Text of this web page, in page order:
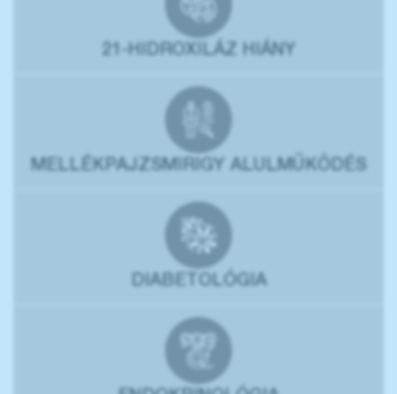
21-HIDROXILÁZ HIÁNY
MELLÉKPAJZSMIRIGY ALULMŰKÖDÉS
DIABETOLÓGIA